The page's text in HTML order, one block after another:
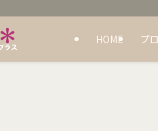
HOME プ